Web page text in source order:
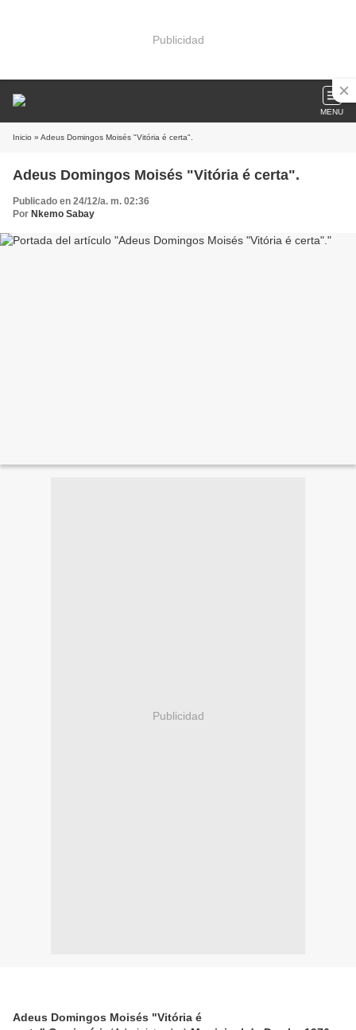
Publicidad
MENU
Inicio » Adeus Domingos Moisés "Vitória é certa".
Adeus Domingos Moisés "Vitória é certa".
Publicado en 24/12/a. m. 02:36
Por Nkemo Sabay
Publicidad
Adeus Domingos Moisés "Vitória é